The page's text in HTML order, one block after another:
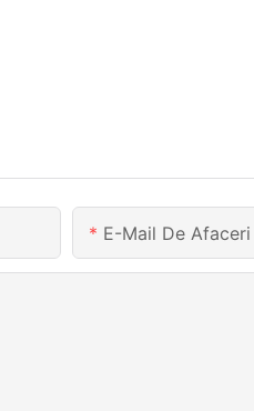
E-Mail De Afaceri